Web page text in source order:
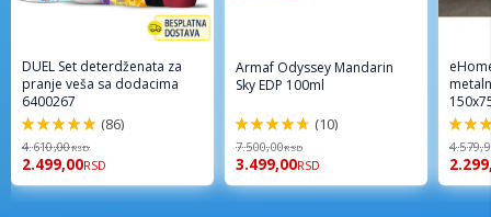
DUEL Set deterdženata za
pranje veša sa dodacima
6400267
98%
(86)
4.610,00RSD
2.499,00RSD
Armaf Odyssey Mandarin
Sky EDP 100ml
94%
(10)
7.500,00RSD
3.499,00RSD
96%